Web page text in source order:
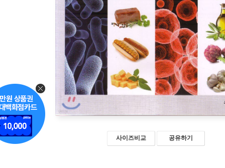
사이즈비교 공유하기